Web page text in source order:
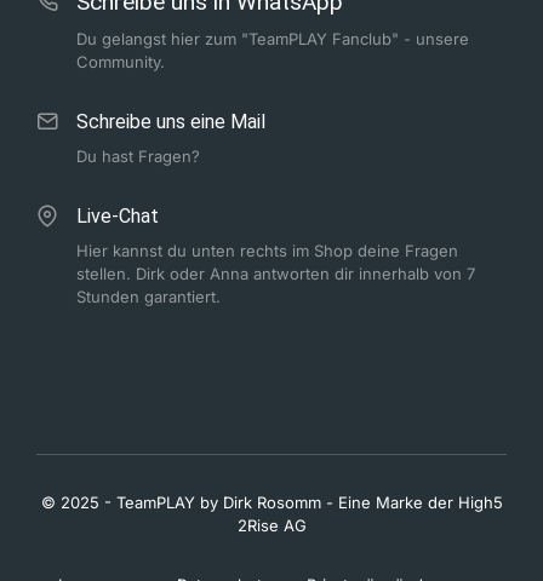
Du gelangst hier zum "TeamPLAY Fanclub" - unsere
Community.
Schreibe uns eine Mail
Du hast Fragen?
Live-Chat
Hier kannst du unten rechts im Shop deine Fragen
stellen. Dirk oder Anna antworten dir innerhalb von 7
Stunden garantiert.
© 2025 - TeamPLAY by Dirk Rosomm - Eine Marke der High5
2Rise AG